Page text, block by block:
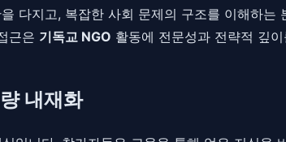
다지고, 복잡한 사회 문제의 구조를 이해하
근은 기독교 NGO 활동에 전문성과 전략적 깊
내재화